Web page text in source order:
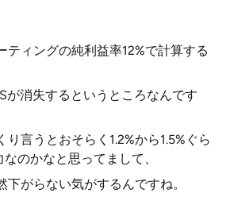
ティングの純利益率12%で計算する
が消失するというところなんです
り言うとおそらく1.2%から1.5%ぐら
のかなと思ってまして、
下がらない気がするんですね。